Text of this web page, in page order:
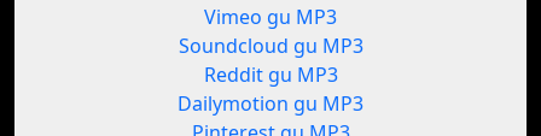
Vimeo gu MP3
Soundcloud gu MP3
Reddit gu MP3
Dailymotion gu MP3